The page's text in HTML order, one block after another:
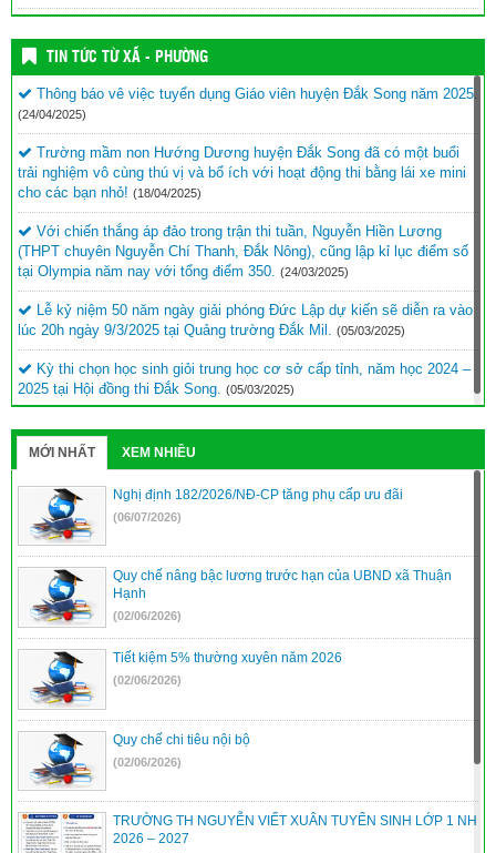
TIN TỨC TỪ XÃ - PHƯỜNG
Thông báo vê việc tuyển dụng Giáo viên huyện Đắk Song năm 2025.
(24/04/2025)
Trường mầm non Hướng Dương huyện Đắk Song đã có một buổi
trải nghiệm vô cùng thú vị và bổ ích với hoạt động thi bằng lái xe mini
cho các bạn nhỏ! (18/04/2025)
Với chiến thắng áp đảo trong trận thi tuần, Nguyễn Hiền Lương
(THPT chuyên Nguyễn Chí Thanh, Đắk Nông), cũng lập kỉ lục điểm số
tại Olympia năm nay với tổng điểm 350.
(24/03/2025)
Lễ kỷ niệm 50 năm ngày giải phóng Đức Lập dự kiến sẽ diễn ra vào
lúc 20h ngày 9/3/2025 tại Quảng trường Đắk Mil.
(05/03/2025)
Kỳ thi chọn học sinh giỏi trung học cơ sở cấp tỉnh, năm học 2024 –
2025 tại Hội đồng thi Đắk Song.
(05/03/2025)
MỚI NHẤT XEM NHIỀU
Nghị định 182/2026/NĐ-CP tăng phụ cấp ưu đãi
(06/07/2026)
Quy chế nâng bậc lương trước hạn của UBND xã Thuận
Hạnh
(02/06/2026)
Tiết kiệm 5% thường xuyên năm 2026
(02/06/2026)
Quy chế chi tiêu nội bộ
(02/06/2026)
TRƯỜNG TH NGUYỄN VIẾT XUÂN TUYỂN SINH LỚP 1 NH
2026 – 2027